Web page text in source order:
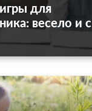
для
весело и с